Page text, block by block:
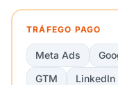
TRÁFEGO PAGO
Meta Ads
GTM
LinkedIn